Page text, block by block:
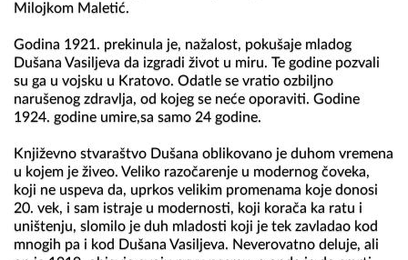
Milojkom Maletić.
Godina 1921. prekinula je, nažalost, pokušaje mladog
Dušana Vasiljeva da izgradi život u miru. Te godine pozvali
su ga u vojsku u Kratovo. Odatle se vratio ozbiljno
narušenog zdravlja, od kojeg se neće oporaviti. Godine
1924. godine umire,sa samo 24 godine.
Književno stvaraštvo Dušana oblikovano je duhom vremena
u kojem je živeo. Veliko razočarenje u modernog čoveka,
koji ne uspeva da, uprkos velikim promenama koje donosi
20. vek, i sam istraje u modernosti, koji korača ka ratu i
uništenju, slomilo je duh mladosti koji je tek zavladao kod
mnogih pa i kod Dušana Vasiljeva. Neverovatno deluje, ali